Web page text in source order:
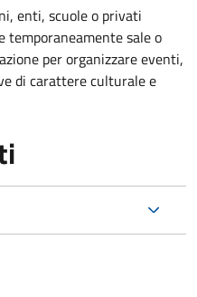
enti, scuole o privati
sale o
per organizzare eventi,
di carattere culturale e